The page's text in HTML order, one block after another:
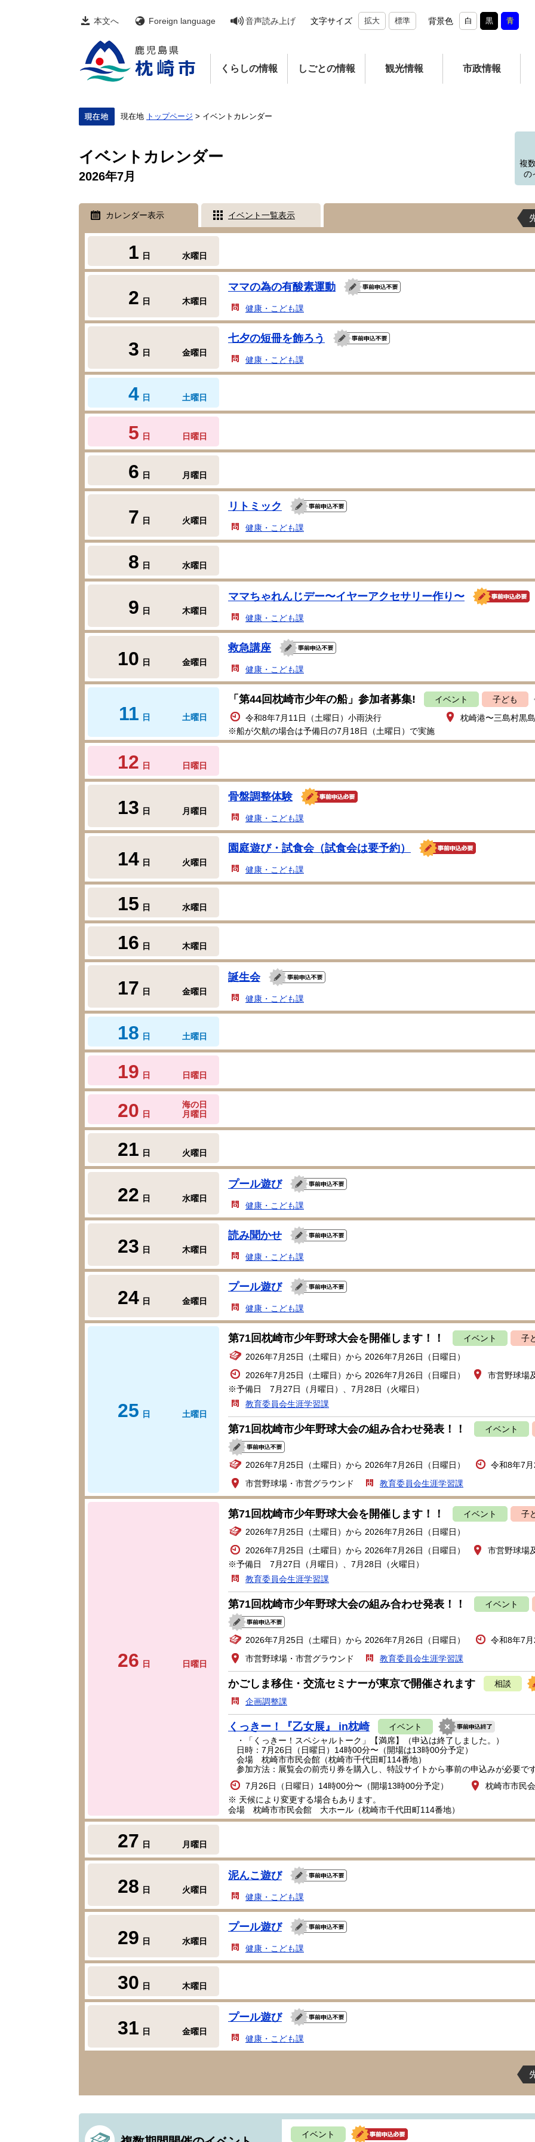
本文へ Foreign language 音声読み上げ 文字サイズ 拡大 標準 背景色 白 黒 青
くらしの情報 しごとの情報 観光情報 市政情報
現在地 トップページ > イベントカレンダー
イベントカレンダー
複
の
2026年7月
カレンダー表示 イベント一覧表示
1 日 水曜日
2 日 木曜日
ママの為の有酸素運動
健康・こども課
3 日 金曜日
七夕の短冊を飾ろう
健康・こども課
4 日 土曜日
5 日 日曜日
6 日 月曜日
7 日 火曜日
リトミック
健康・こども課
8 日 水曜日
9 日 木曜日
ママちゃれんじデー〜イヤーアクセサリー作り〜
健康・こども課
10 日 金曜日
救急講座
健康・こども課
11 日 土曜日
「第44回枕崎市少年の船」参加者募集! イベント
子ども
令和8年7月11日（土曜日）小雨決行
※船が欠航の場合は予備日の7月18日（土曜日）で実施
枕崎港〜三島村黒島
12 日 日曜日
13 日 月曜日
骨盤調整体験
健康・こども課
14 日 火曜日
園庭遊び・試食会（試食会は要予約）
健康・こども課
15 日 水曜日
16 日 木曜日
17 日 金曜日
誕生会
健康・こども課
18 日 土曜日
19 日 日曜日
20 日
海の日
月曜日
21 日 火曜日
22 日 水曜日
プール遊び
健康・こども課
23 日 木曜日
読み聞かせ
健康・こども課
24 日 金曜日
プール遊び
健康・こども課
25 日 土曜日
第71回枕崎市少年野球大会を開催します！！ イベント
子
2026年7月25日（土曜日）から 2026年7月26日（日曜日）
2026年7月25日（土曜日）から 2026年7月26日（日曜日）
※予備日 7月27日（月曜日）、7月28日（火曜日）
市営野球場
教育委員会生涯学習課
第71回枕崎市少年野球大会の組み合わせ発表！！ イベント
2026年7月25日（土曜日）から 2026年7月26日（日曜日）
令和8年7
市営野球場・市営グラウンド
教育委員会生涯学習課
26 日 日曜日
第71回枕崎市少年野球大会を開催します！！ イベント
子
2026年7月25日（土曜日）から 2026年7月26日（日曜日）
2026年7月25日（土曜日）から 2026年7月26日（日曜日）
※予備日 7月27日（月曜日）、7月28日（火曜日）
市営野球場
教育委員会生涯学習課
第71回枕崎市少年野球大会の組み合わせ発表！！ イベント
2026年7月25日（土曜日）から 2026年7月26日（日曜日）
令和8年7
市営野球場・市営グラウンド
教育委員会生涯学習課
かごしま移住・交流セミナーが東京で開催されます
相談
企画調整課
くっきー！『乙女展』 in枕崎
イベント
・「くっきー！スペシャルトーク」【満席】（申込は終了しました。）
日時：7月26日（日曜日）14時00分〜（開場は13時00分予定）
会場 枕崎市市民会館（枕崎市千代田町114番地）
参加方法：展覧会の前売り券を購入し、特設サイトから事前の申込みが必要で
7月26日（日曜日）14時00分〜（開場13時00分予定）
※ 天候により変更する場合もあります。
会場 枕崎市市民会館 大ホール（枕崎市千代田町114番地）
枕崎市市民
27 日 月曜日
28 日 火曜日
泥んこ遊び
健康・こども課
29 日 水曜日
プール遊び
健康・こども課
30 日 木曜日
31 日 金曜日
プール遊び
健康・こども課
イベント